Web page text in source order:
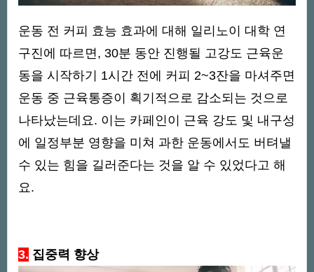
운동 전 커피 효능 효과에 대해 일리노이 대학 연
구진에 따르면, 30분 동안 진행될 고강도 근육운
동을 시작하기 1시간 전에 커피 2~3잔을 마셔주면
운동 중 근육통증이 획기적으로 감소되는 것으로
나타났는데요. 이는 카페인이 근육 강도 및 내구성
에 일정부분 영향을 미쳐 과한 운동에서도 버텨낼
수 있는 힘을 길러준다는 것을 알 수 있었다고 해
요.
3. 집중력 향상